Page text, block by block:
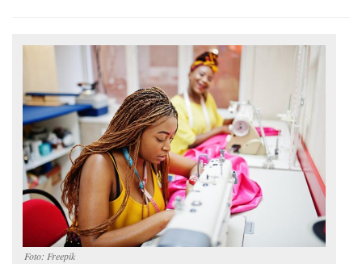
Foto: Freepik